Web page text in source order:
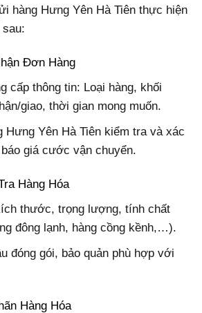
hàng Hưng Yên Hà Tiên thực hiện
Đơn Hàng
cấp thông tin: Loại hàng, khối
giao, thời gian mong muốn.
Hưng Yên Hà Tiên kiểm tra và xác
giá cước vận chuyển.
Hàng Hóa
thước, trọng lượng, tính chất
đông lạnh, hàng cồng kềnh,…).
đóng gói, bảo quản phù hợp với
Hàng Hóa